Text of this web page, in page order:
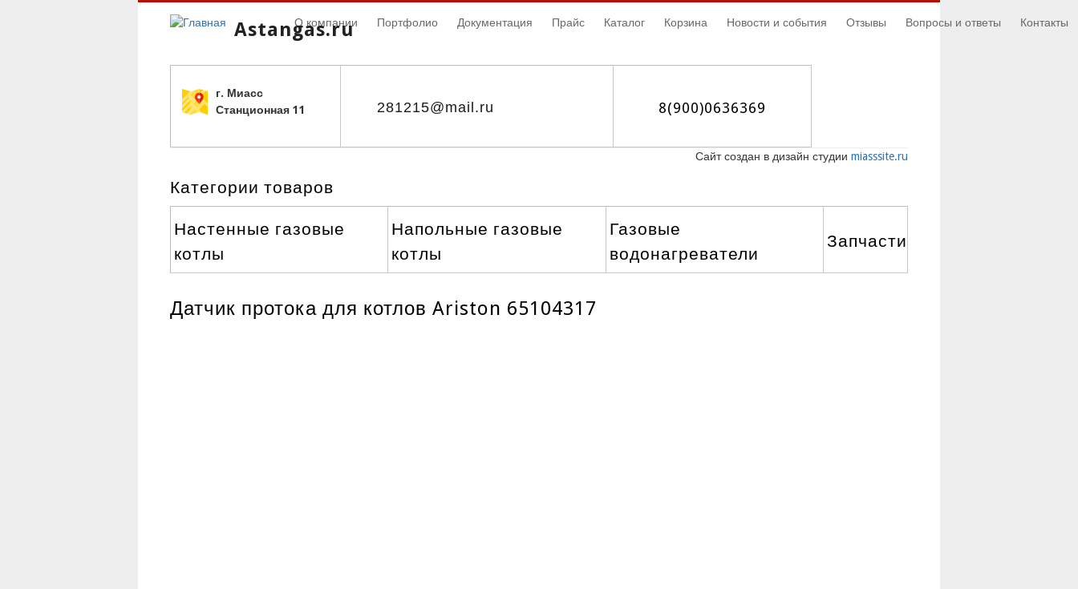
Astangas.ru
г. Миасс
Станционная 11 281215@mail.ru 8(900)0636369
О компании Портфолио Документация Прайс Каталог Корзина Новости и события Отзывы Вопросы и ответы Контакты
Сайт создан в дизайн студии miasssite.ru
Категории товаров
Настенные газовые
котлы
Напольные газовые
котлы
Газовые
водонагреватели
Запчасти
Датчик протока для котлов Ariston 65104317